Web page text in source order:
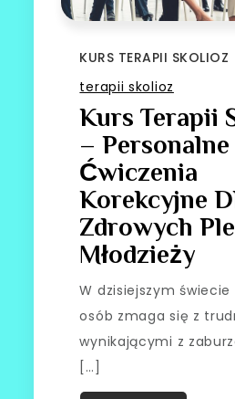
KURS TERAPII SKOLIOZ
terapii skolioz
Kurs Terapii
– Personalne
Ćwiczenia
Korekcyjne
Zdrowych
Młodzieży
W dzisiejszym
osób zmaga się z
wynikającymi z
[…]